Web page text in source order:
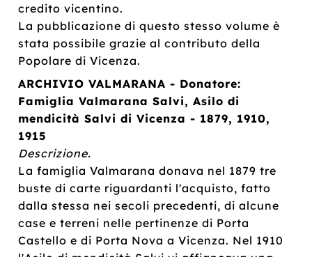
credito vicentino.
La pubblicazione di questo stesso volume è
stata possibile grazie al contributo della
Popolare di Vicenza.
ARCHIVIO VALMARANA - Donatore:
Famiglia Valmarana Salvi, Asilo di
mendicità Salvi di Vicenza - 1879, 1910,
1915
Descrizione.
La famiglia Valmarana donava nel 1879 tre
buste di carte riguardanti l'acquisto, fatto
dalla stessa nei secoli precedenti, di alcune
case e terreni nelle pertinenze di Porta
Castello e di Porta Nova a Vicenza. Nel 1910